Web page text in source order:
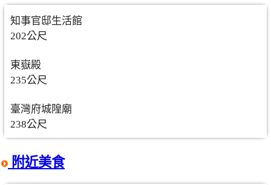
知事官邸生活館
202公尺
東嶽殿
235公尺
臺灣府城隍廟
238公尺
附近美食